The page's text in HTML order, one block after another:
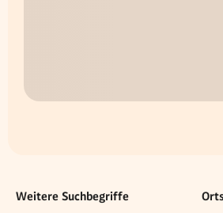
Weitere Suchbegriffe